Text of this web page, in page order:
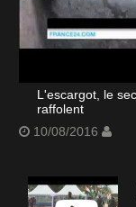
L'escargot, le
raffolent
10/08/2016